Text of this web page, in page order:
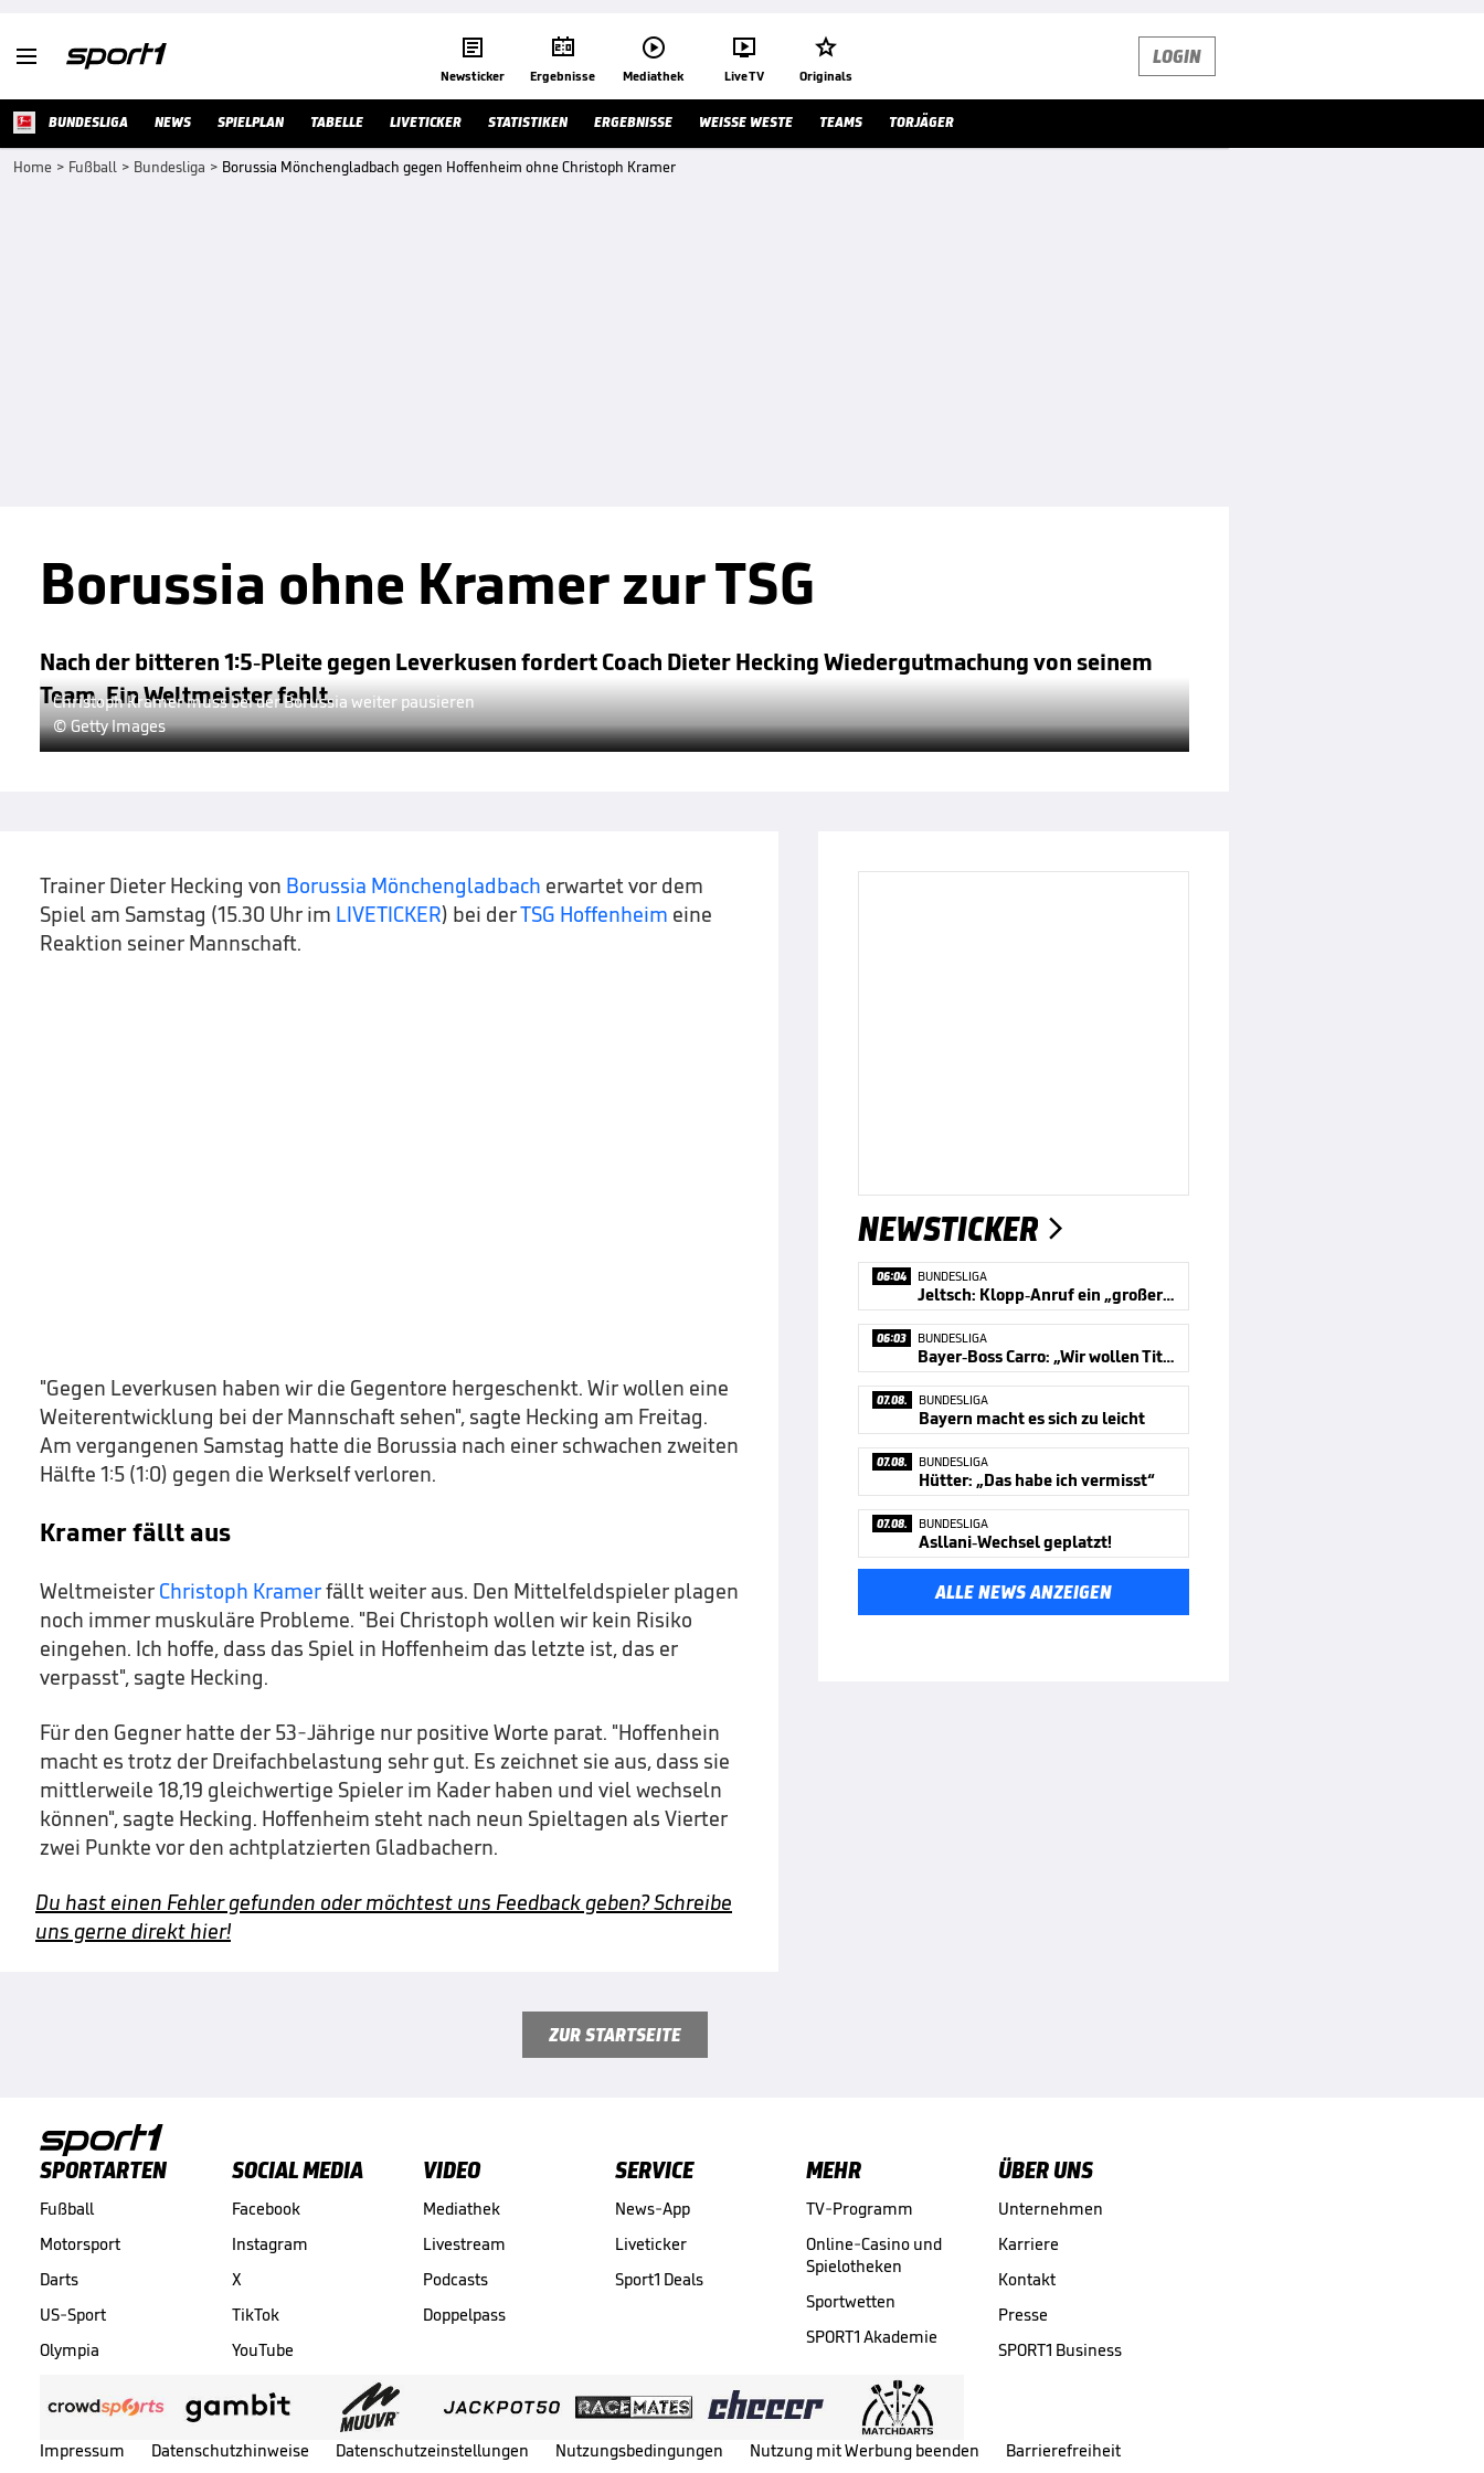
 
Newsticker

Ergebnisse

Mediathek

Live TV

Originals
LOGIN
BUNDESLIGA NEWS SPIELPLAN TABELLE LIVETICKER STATISTIKEN ERGEBNISSE WEISSE WESTE TEAMS TORJÄGER
Home > Fußball > Bundesliga > Borussia Mönchengladbach gegen Hoffenheim ohne Christoph Kramer
Borussia ohne Kramer zur TSG
Nach der bitteren 1:5-Pleite gegen Leverkusen fordert Coach Dieter Hecking Wiedergutmachung von seinem
Team. Ein Weltmeister fehlt.
Christoph Kramer muss bei der Borussia weiter pausieren
© Getty Images
Trainer Dieter Hecking von Borussia Mönchengladbach erwartet vor dem
Spiel am Samstag (15.30 Uhr im LIVETICKER) bei derTSG Hoffenheim eine
Reaktion seiner Mannschaft.
"Gegen Leverkusen haben wir die Gegentore hergeschenkt. Wir wollen eine
Weiterentwicklung bei der Mannschaft sehen", sagte Hecking am Freitag.
Am vergangenen Samstag hatte die Borussia nach einer schwachen zweiten
Hälfte 1:5 (1:0) gegen die Werkself verloren.
Kramer fällt aus
Weltmeister Christoph Kramerfällt weiter aus. Den Mittelfeldspieler plagen
noch immer muskuläre Probleme. "Bei Christoph wollen wir kein Risiko
eingehen. Ich hoffe, dass das Spiel in Hoffenheim das letzte ist, das er
verpasst", sagte Hecking.
Für den Gegner hatte der 53-Jährige nur positive Worte parat. "Hoffenhein
macht es trotz der Dreifachbelastung sehr gut. Es zeichnet sie aus, dass sie
mittlerweile 18,19 gleichwertige Spieler im Kader haben und viel wechseln
können", sagte Hecking. Hoffenheim steht nach neun Spieltagen als Vierter
zwei Punkte vor den achtplatzierten Gladbachern.
Du hast einen Fehler gefunden oder möchtest uns Feedback geben? Schreibe
uns gerne direkt hier!
NEWSTICKER 
06:04 BUNDESLIGA
Jeltsch: Klopp-Anruf ein „großer Traum“
06:03 BUNDESLIGA
Bayer-Boss Carro: „Wir wollen Titel gewinnen“
07.08. BUNDESLIGA
Bayern macht es sich zu leicht
07.08. BUNDESLIGA
Hütter: „Das habe ich vermisst“
07.08. BUNDESLIGA
Asllani-Wechsel geplatzt!
ALLE NEWS ANZEIGEN
ZUR STARTSEITE
SPORTARTEN
Fußball
Motorsport
Darts
US-Sport
Olympia
SOCIAL MEDIA
Facebook
Instagram
X
TikTok
YouTube
VIDEO
Mediathek
Livestream
Podcasts
Doppelpass
SERVICE
News-App
Liveticker
Sport1 Deals
MEHR
TV-Programm
Online-Casino und
Spielotheken
Sportwetten
SPORT1 Akademie
ÜBER UNS
Unternehmen
Karriere
Kontakt
Presse
SPORT1 Business
Impressum Datenschutzhinweise Datenschutzeinstellungen Nutzungsbedingungen Nutzung mit Werbung beenden Barrierefreiheit